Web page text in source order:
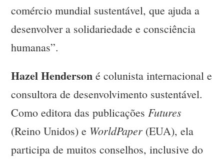
comércio mundial sustentável, que ajuda a
desenvolver a solidariedade e consciência
humanas”.
Hazel Henderson é colunista internacional e
consultora de desenvolvimento sustentável.
Como editora das publicaçõesFutures
(Reino Unidos) e WorldPaper (EUA), ela
participa de muitos conselhos, inclusive do